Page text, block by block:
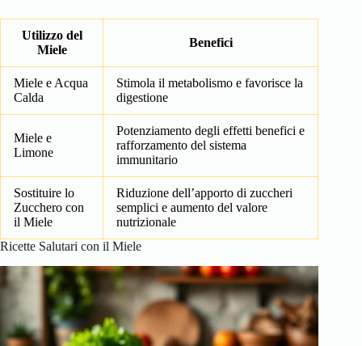
Utilizzo del
Miele
Benefici
Miele e Acqua
Calda
Stimola il metabolismo e favorisce la
digestione
Miele e
Limone
Potenziamento degli effetti benefici e
rafforzamento del sistema
immunitario
Sostituire lo
Zucchero con
il Miele
Riduzione dell’apporto di zuccheri
semplici e aumento del valore
nutrizionale
Ricette Salutari con il Miele